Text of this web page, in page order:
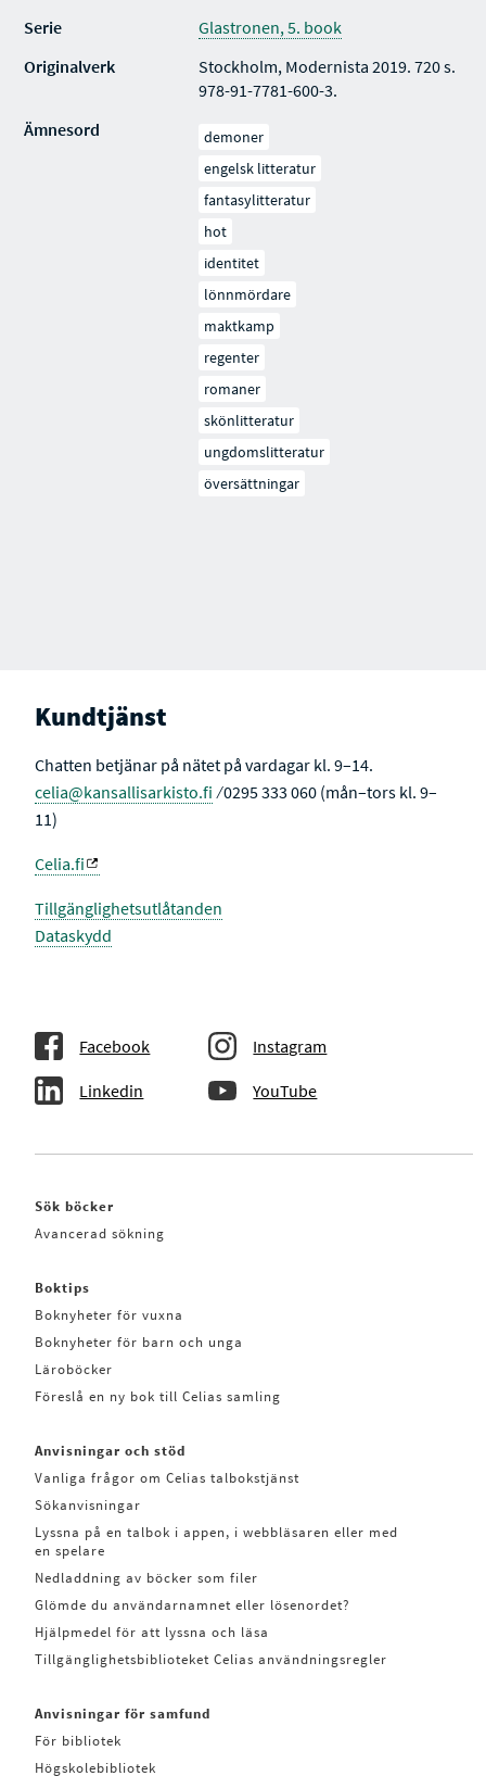
Serie
Glastronen, 5. book
Originalverk
Stockholm, Modernista 2019. 720 s.
978-91-7781-600-3.
Ämnesord
demoner
engelsk litteratur
fantasylitteratur
hot
identitet
lönnmördare
maktkamp
regenter
romaner
skönlitteratur
ungdomslitteratur
översättningar
Kundtjänst
Chatten betjänar på nätet på vardagar kl. 9–14.
celia@kansallisarkisto.fi ⁄ 0295 333 060 (mån–tors kl. 9–
11)
Celia.fi
Tillgänglighetsutlåtanden
Dataskydd
Facebook Instagram
Linkedin YouTube
Sök böcker
Avancerad sökning
Boktips
Boknyheter för vuxna
Boknyheter för barn och unga
Läroböcker
Föreslå en ny bok till Celias samling
Anvisningar och stöd
Vanliga frågor om Celias talbokstjänst
Sökanvisningar
Lyssna på en talbok i appen, i webbläsaren eller med
en spelare
Nedladdning av böcker som filer
Glömde du användarnamnet eller lösenordet?
Hjälpmedel för att lyssna och läsa
Tillgänglighetsbiblioteket Celias användningsregler
Anvisningar för samfund
För bibliotek
Högskolebibliotek